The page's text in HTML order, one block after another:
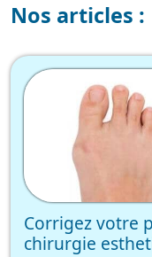
Nos articles :
Corrigez votre
chirurgie